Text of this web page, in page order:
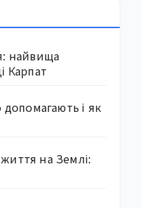
найвища
Карпат
допомагають і як
на Землі: